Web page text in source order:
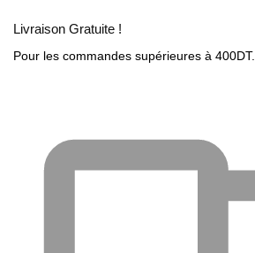
Livraison Gratuite !
Pour les commandes supérieures à 400DT.